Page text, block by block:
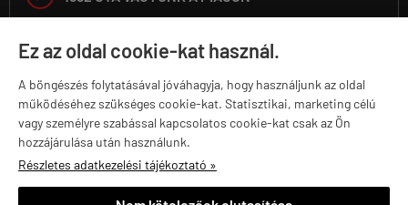
Ez az oldal cookie-kat használ.
A böngészés folytatásával jóváhagyja, hogy használjunk az oldal
működéséhez szükséges cookie-kat. Statisztikai, marketing célú
vagy személyre szabással kapcsolatos cookie-kat csak az Ön
hozzájárulása után használunk.
Részletes adatkezelési tájékoztató »
30 000 KG SÚLYT ADUNK EL ÉVENTE